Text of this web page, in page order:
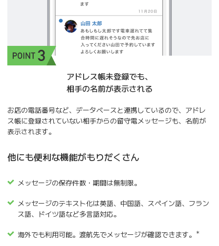
アドレス帳未登録でも、
相手の名前が表示される
お店の電話番号など、データベースと連携しているので、アドレ
ス帳に登録されていない相手からの留守電メッセージも、名前が
表示されます。
他にも便利な機能がもりだくさん
メッセージの保存件数・期間は無制限。
メッセージのテキスト化は英語、中国語、スペイン語、フラン
ス語、ドイツ語など多言語対応。
海外でも利用可能。渡航先でメッセージが確認できます。 ＊